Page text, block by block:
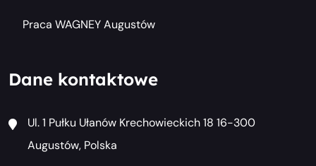
Praca WAGNEY Augustów
Dane kontaktowe
Ul. 1 Pułku Ułanów Krechowieckich 18 16-300
Augustów, Polska